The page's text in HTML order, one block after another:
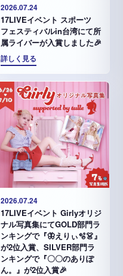
2026.07.24
17LIVEイベント スポーツ
フェスティバルin台湾にて所
属ライバーが入賞しました🎉
詳しく見る
2026.07.24
17LIVEイベント Girlyオリジ
ナル写真集にてGOLD部門ラ
ンキングで『🦋えりぃ🫧👗』
が2位入賞、SILVER部門ラ
ンキングで『〇〇のありぽ
ん。』が2位入賞🎉